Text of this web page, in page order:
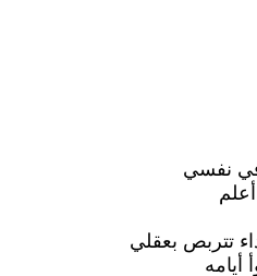
نفسي
تتربص بعقلي